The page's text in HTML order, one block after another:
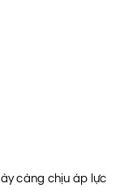
càng chịu áp lực